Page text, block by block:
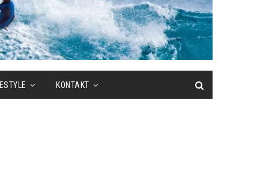
KONTAKT